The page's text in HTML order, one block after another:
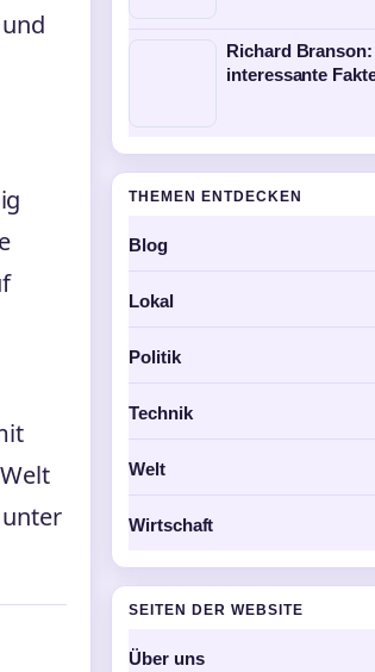
Richard
interessante
THEMEN ENTDECKEN
Blog
Lokal
Politik
Technik
Welt
Wirtschaft
SEITEN DER WEBSITE
Über uns